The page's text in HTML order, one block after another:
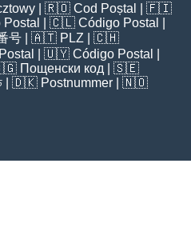
| 🇷🇴 Cod Poștal
| 🇫🇮
| 🇨🇱 Código Postal
号 | 🇦🇹 PLZ | 🇨🇭
| 🇺🇾 Código Postal
Пощенски код | 🇸🇪
| 🇩🇰 Postnummer | 🇳🇴